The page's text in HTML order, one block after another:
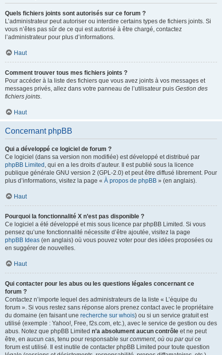
Quels fichiers joints sont autorisés sur ce forum ?
L’administrateur peut autoriser ou interdire certains types de fichiers joints. Si
vous n’êtes pas sûr de ce qui est autorisé à être chargé, contactez
l’administrateur pour plus d’informations.
Haut
Comment trouver tous mes fichiers joints ?
Pour accéder à la liste des fichiers que vous avez joints à vos messages et
messages privés, allez dans votre panneau de l’utilisateur puis Gestion des
fichiers joints.
Haut
Concernant phpBB
Qui a développé ce logiciel de forum ?
Ce logiciel (dans sa version non modifiée) est développé et distribué par
phpBB Limited , qui en a les droits d’auteur. Il est publié sous la licence
publique générale GNU version 2 (GPL-2.0) et peut être diffusé librement. Pour
plus d’informations, visitez la page « À propos de phpBB » (en anglais).
Haut
Pourquoi la fonctionnalité X n’est pas disponible ?
Ce logiciel a été développé et mis sous licence par phpBB Limited. Si vous
pensez qu’une fonctionnalité nécessite d’être ajoutée, visitez la page
phpBB Ideas (en anglais) où vous pouvez voter pour des idées proposées ou
en suggérer de nouvelles.
Haut
Qui contacter pour les abus ou les questions légales concernant ce
forum ?
Contactez n’importe lequel des administrateurs de la liste « L’équipe du
forum ». Si vous restez sans réponse alors prenez contact avec le propriétaire
du domaine (en faisant une recherche sur whois) ou si un service gratuit est
utilisé (exemple : Yahoo!, Free, f2s.com, etc.), avec le service de gestion ou des
abus. Notez que phpBB Limited n’a absolument aucun contrôle et ne peut
être, en aucun cas, tenu pour responsable sur comment, où ou par qui ce
forum est utilisé. Il est inutile de contacter phpBB Limited pour toute question